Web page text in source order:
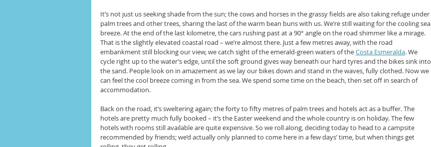
It’s not just us seeking shade from the sun; the cows and horses in the grassy fields are also taking refuge under
palm trees and other trees, sharing the last of the warm bean buns with us. We’re still waiting for the cooling sea
breeze. At the end of the last kilometre, the cars rushing past at a 90° angle on the road shimmer like a mirage.
That is the slightly elevated coastal road – we’re almost there. Just a few metres away, with the road
embankment still blocking our view, we catch sight of the emerald-green waters of the Costa Esmeralda. We
cycle right up to the water’s edge, until the soft ground gives way beneath our hard tyres and the bikes sink into
the sand. People look on in amazement as we lay our bikes down and stand in the waves, fully clothed. Now we
can feel the cool breeze coming in from the sea. We spend some time on the beach, then set off in search of
accommodation.
Back on the road, it’s sweltering again; the forty to fifty metres of palm trees and hotels act as a buffer. The
hotels are pretty much fully booked – it’s the Easter weekend and the whole country is on holiday. The few
hotels with rooms still available are quite expensive. So we roll along, deciding today to head to a campsite
recommended by friends; we’d actually only planned to come here in a few days’ time, but when things get